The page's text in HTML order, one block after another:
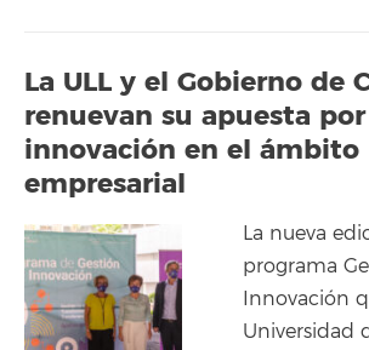
La ULL y el Gobierno de
renuevan su apuesta
innovación en el ámbito
empresarial
La nueva
programa
Innovación
Universidad